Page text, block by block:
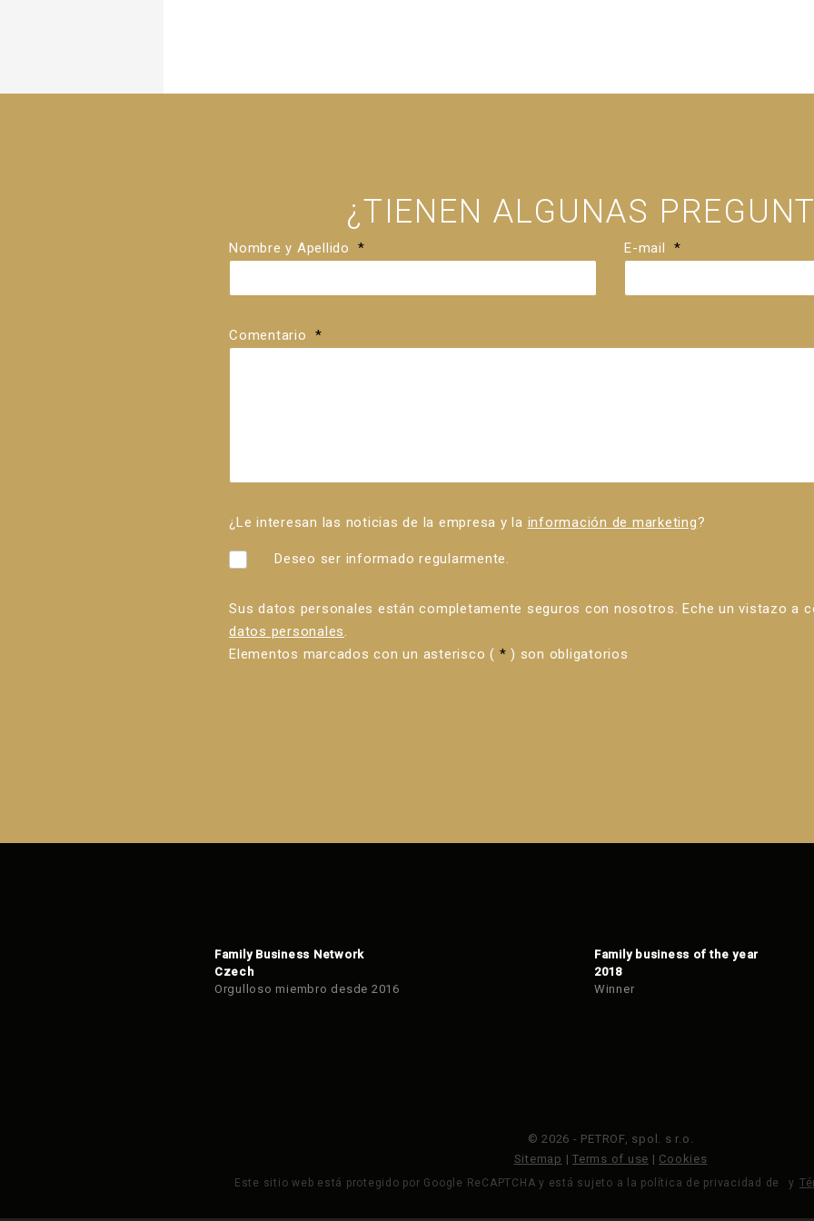
¿TIENEN ALGUNAS
Nombre y Apellido * E-mail *
Comentario *
¿Le interesan las noticias de la empresa y la información de marketing?
Deseo ser informado regularmente.
Sus datos personales están completamente seguros con nosotros. Eche un vistazo a
datos personales.
Elementos marcados con un asterisco ( * ) son obligatorios
Family Business Network
Czech
Orgulloso miembro desde 2016
Family business of the year
2018
Winner
© 2026 - PETROF, spol. s r.o.
Sitemap | Terms of use | Cookies
Este sitio web está protegido por Google ReCAPTCHA y está sujeto a la política de privacidad de y